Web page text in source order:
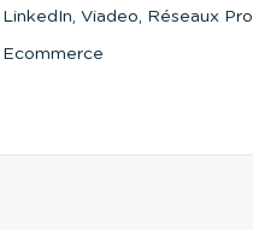
LinkedIn, Viadeo, Réseaux Pro
Ecommerce